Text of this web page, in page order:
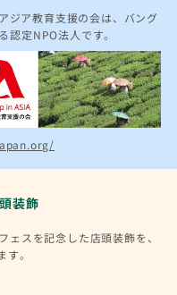
ジア教育支援の会は、バング
認定NPO法人です。
装飾
スを記念した店頭装飾を、
。